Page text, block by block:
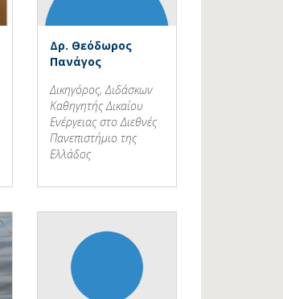
Δρ. Θεόδωρος
Πανάγος
Δικηγόρος, Διδάσκων
Καθηγητής Δικαίου
Ενέργειας στο Διεθνές
Πανεπιστήμιο της
Ελλάδος